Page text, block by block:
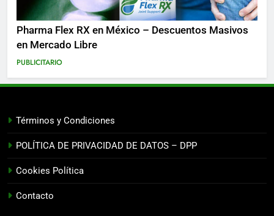
Pharma Flex RX en México – Descuentos Masivos
en Mercado Libre
PUBLICITARIO
Términos y Condiciones
POLÍTICA DE PRIVACIDAD DE DATOS – DPP
Cookies Política
Contacto